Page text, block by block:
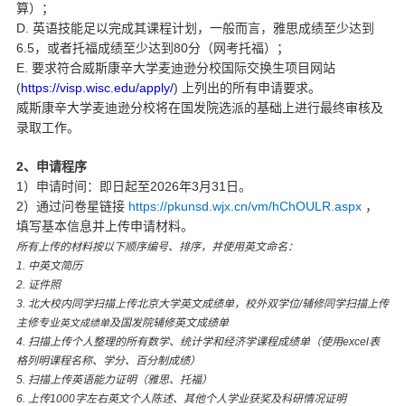
算）；
D. 英语技能足以完成其课程计划，一般而言，雅思成绩至少达到
6.5，或者托福成绩至少达到 80分（网考托福）；
E. 要求符合威斯康辛大学麦迪逊分校国际交换生项目网站
(https://visp.wisc.edu/apply/)
上列出的所有申请要求。
威斯康辛大学麦迪逊分校将在国发院选派的基础上进行最终审核及
录取工作。
2、申请程序
1 ）申请时间：即日起至2026年3 月 31 日。
2）通过问卷星链接 https://pkunsd.wjx.cn/vm/hChOULR.aspx ，
填写基本信息并上传申请材料。
所有上传的材料按以下顺序编号、排序，并使用英文命名：
1. 中英文简历
2. 证件照
3. 北大校内同学扫描上传北京大学英文成绩单，校外双学位/辅修同学扫描上传
主修专业英文成绩单及国发院辅修英文成绩单
4. 扫描上传个人整理的所有数学、统计学和经济学课程成绩单（使用excel表
格列明课程名称、学分、百分制成绩）
5. 扫描上传英语能力证明（雅思、托福）
6.
上传1000字左右英文个人陈述、其他个人学业获奖及科研情况证明